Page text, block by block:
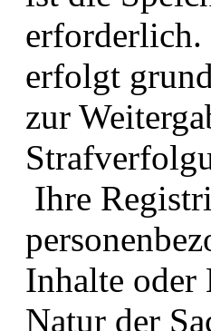
erforderlich.
erfolgt
zur
Ihre
Inhalte oder
Natur der